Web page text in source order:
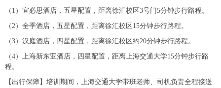
（1）宜必思酒店，五星配置，距离徐汇校区3号门5分钟步行路程。
（2）全季酒店，五星配置，距离徐汇校区15分钟步行路程。
（3）汉庭酒店，四星配置，距离徐汇校区约20分钟步行路程。
（4）上海新东亚酒店，四星配置，距离上海交通大学15分钟步行路
程。
【出行保障】培训期间，上海交通大学带班老师、司机负责全程接送